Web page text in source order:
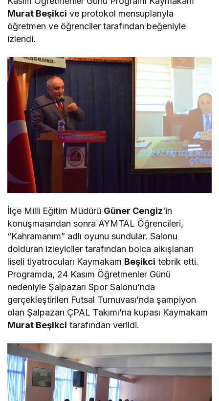
Murat Beşikci ve protokol mensuplarıyla
öğretmen ve öğrenciler tarafından beğeniyle
izlendi.
İlçe Milli Eğitim Müdürü Güner Cengiz‘in
konuşmasından sonra AYMTAL Öğrencileri,
“Kahramanım” adlı oyunu sundular. Salonu
dolduran izleyiciler tarafından bolca alkışlanan
liseli tiyatrocuları Kaymakam Beşikci tebrik etti.
Programda, 24 Kasım Öğretmenler Günü
nedeniyle Şalpazarı Spor Salonu’nda
gerçekleştirilen Futsal Turnuvası’nda şampiyon
olan Şalpazarı ÇPAL Takımı’na kupası Kaymakam
Murat Beşikci tarafından verildi.